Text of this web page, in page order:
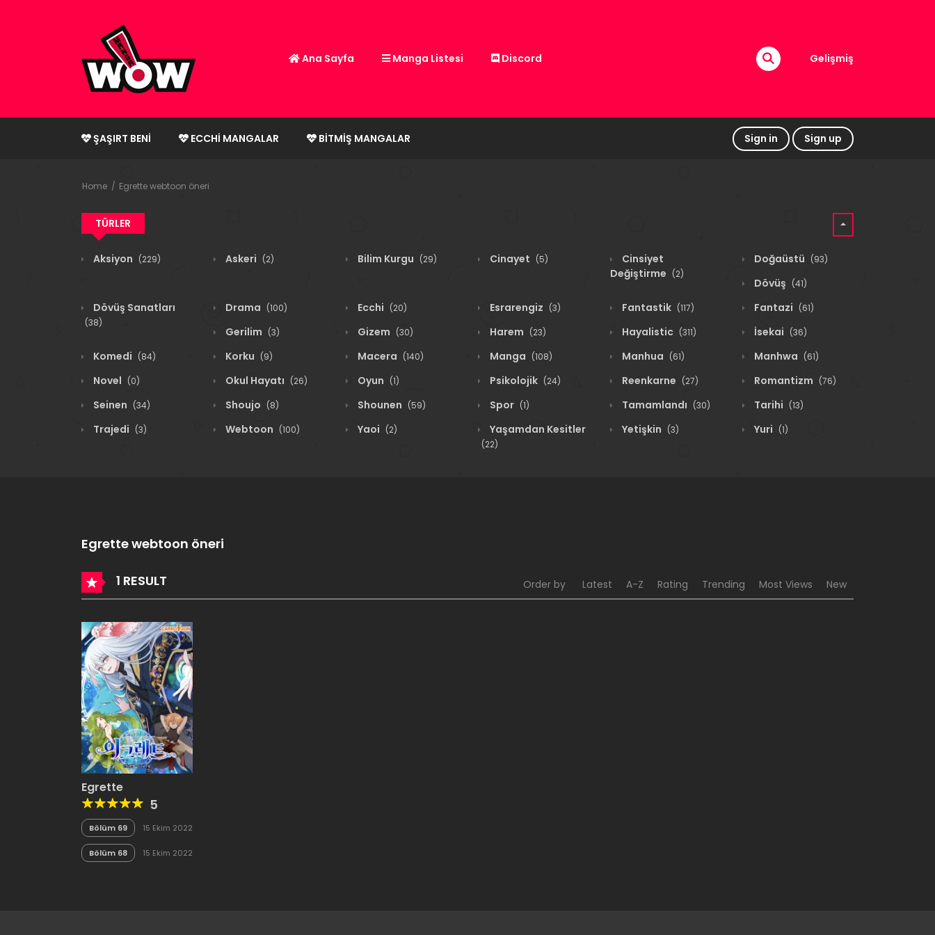
Ana Sayfa Manga Listesi Discord Gelişmiş
ŞAŞIRT BENI ECCHI MANGALAR BITMIŞ MANGALAR Sign in Sign up
Home Egrette webtoon öneri
TÜRLER
Aksiyon (229) Askeri (2) Bilim Kurgu (29) Cinayet (5)
Cinsiyet
Değiştirme (2)
Doğaüstü (93)
Dövüş (41)
Dövüş Sanatları
(38)
Drama (100) Ecchi (20) Esrarengiz (3) Fantastik (117) Fantazi (61)
Gerilim (3) Gizem (30) Harem (23) Hayalistic (311) İsekai (36)
Komedi (84) Korku (9) Macera (140) Manga (108) Manhua (61) Manhwa (61)
Novel (0) Okul Hayatı (26) Oyun (1) Psikolojik (24) Reenkarne (27) Romantizm (76)
Seinen (34) Shoujo (8) Shounen (59) Spor (1) Tamamlandı (30) Tarihi (13)
Trajedi (3) Webtoon (100) Yaoi (2) Yaşamdan Kesitler
(22)
Yetişkin (3) Yuri (1)
Egrette webtoon öneri
1 RESULT Order by Latest A-Z Rating Trending Most Views New
Egrette
5
Bölüm 69 15 Ekim 2022
Bölüm 68 15 Ekim 2022